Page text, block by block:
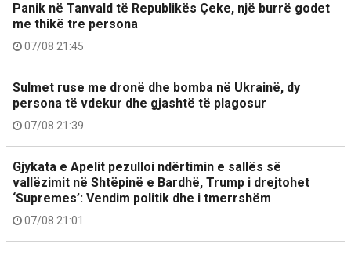
Panik në Tanvald të Republikës Çeke, një burrë godet
me thikë tre persona
07/08 21:45
Sulmet ruse me dronë dhe bomba në Ukrainë, dy
persona të vdekur dhe gjashtë të plagosur
07/08 21:39
Gjykata e Apelit pezulloi ndërtimin e sallës së
vallëzimit në Shtëpinë e Bardhë, Trump i drejtohet
‘Supremes’: Vendim politik dhe i tmerrshëm
07/08 21:01